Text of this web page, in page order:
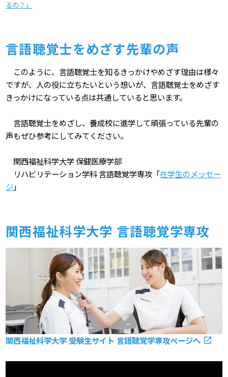
るの？」
言語聴覚士をめざす先輩の声
このように、言語聴覚士を知るきっかけやめざす理由は様々
ですが、人の役に立ちたいという想いが、言語聴覚士をめざす
きっかけになっている点は共通していると思います。
言語聴覚士をめざし、養成校に進学して頑張っている先輩の
声もぜひ参考にしてみてください。
関西福祉科学大学 保健医療学部
リハビリテーション学科 言語聴覚学専攻「在学生のメッセー
ジ」
関⻄福祉科学大学 言語聴覚学専攻
関西福祉科学大学 受験生サイト 言語聴覚学専攻ページへ